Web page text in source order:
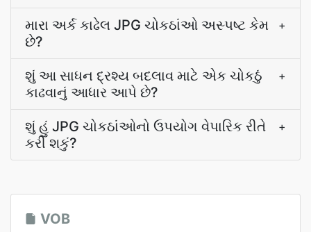
મારા અર્ક કાઢેલ JPG ચોકઠાંઓ અસ્પષ્ટ કેમ
છે?
+
શું આ સાધન દ્રશ્ય બદલાવ માટે એક ચોકઠું
કાઢવાનું આધાર આપે છે?
+
શું હું JPG ચોકઠાંઓનો ઉપયોગ વેપારિક રીતે
કરી શકું?
+
VOB